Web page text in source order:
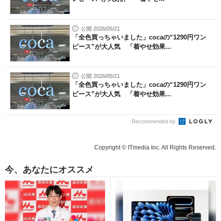
公開 2026/05/21
「全色買っちゃいました」cocaの“1290円ワン
ピース”が大人気 「着やせ効果...
公開 2026/05/21
「全色買っちゃいました」cocaの“1290円ワン
ピース”が大人気 「着やせ効果...
Recommended by
Copyright © ITmedia Inc. All Rights Reserved.
今、あなたにオススメ